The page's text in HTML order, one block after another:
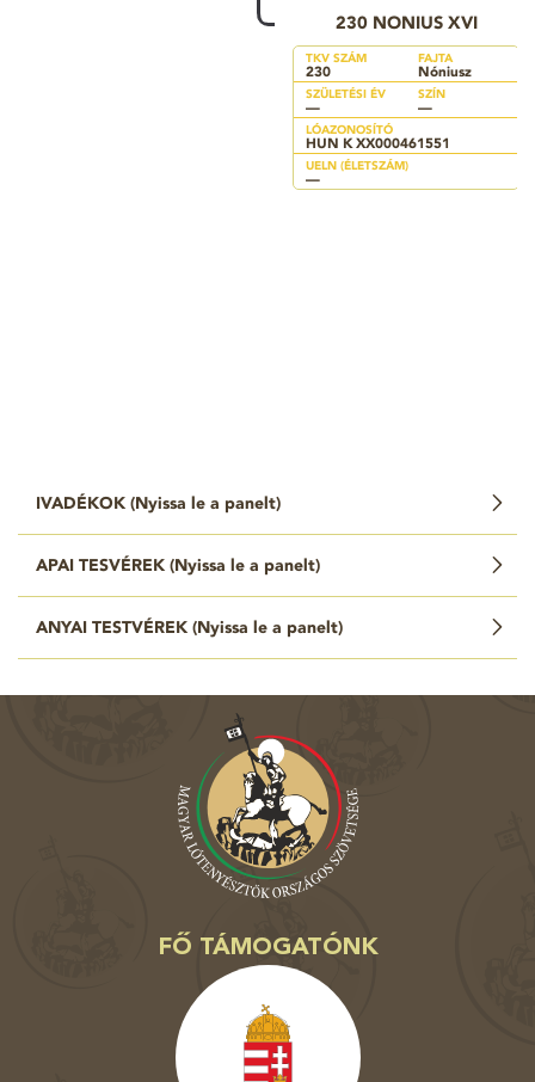
230 NONIUS XVI
TKV SZÁM
230
FAJTA
Nóniusz
SZÜLETÉSI ÉV
—
SZÍN
—
LÓAZONOSÍTÓ
HUN K XX000461551
UELN (ÉLETSZÁM)
—
IVADÉKOK ( Nyissa le a panelt)
APAI TESVÉREK ( Nyissa le a panelt)
ANYAI TESTVÉREK ( Nyissa le a panelt)
FŐ TÁMOGATÓNK